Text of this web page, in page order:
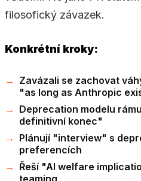
filosofický závazek.
Konkrétní kroky:
Zavázali se zachovat
"as long as Anthropic
Deprecation modelu
definitivní konec"
Plánují "interview" s
preferencích
Řeší "AI welfare
teaming